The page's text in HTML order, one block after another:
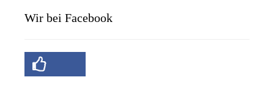
Wir bei Facebook